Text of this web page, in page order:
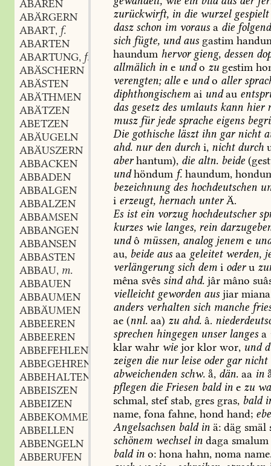
ABÄREN
ABÄRGERN
ABART, f.
ABARTEN
ABARTUNG, f.
ABÄSCHERN
ABÄSTEN
ABÄTHMEN
ABÄTZEN
ABETZEN
ABÄUGELN
ABÄUSZERN
ABBACKEN
ABBADEN
ABBALGEN
ABBALZEN
ABBAMSEN
ABBANGEN
ABBANSEN
ABBASTEN
ABBAU, m.
ABBAUEN
ABBAUMEN
ABBÄUMEN
ABBEEREN
ABBEEREN
ABBEFEHLEN
ABBEGEHREN
ABBEHALTEN
ABBEISZEN
ABBEIZEN
ABBEKOMMEN
ABBELLEN
ABBENGELN
ABBERUFEN
zurückwirft, in die wurzelgespielt
daszschon im voraus a die
sich fügte, undaus gastim
haundum hervorgieng, dessen
allmälich in e undo zu gestim
verengten;alle e undo aller
diphthongischem ai undau
das gesetzdes umlauts kann hier
muszfürjede sprache eigens
Die gothische läsztihn garnicht
ahd. nurden durch i, nichtdurch
aberhantum), die altn. beide
undhöndum f. haundum,
bezeichnungdes hochdeutschen
i erzeugt, hernach unterÄ.
Es istein vorzughochdeutscher
kurzes wie langes, rein
undô müssen, analogjenem e
au, beide aus aa geleitetwerden,
verlängerungsich dem i oderu
mêna svês sindahd. jâr mâno
vielleichtgeworden aus jiar miana
anders verhalten sich manche
ae (nnl. aa) zu ahd. â.
sprechen hingegen unserlanges a
klar wahr wie jor klor wor, und
zeigen die nurleise odergarnicht
abweichenden schw. , dän. aa in
pflegen die Friesen baldin e zu
schmal, stefstab, gres gras, bald
name, fona fahne, hond hand;
Angelsachsen baldin ä: däg smäl
schönem wechselin daga smalum
baldin o: hona hahn, noma